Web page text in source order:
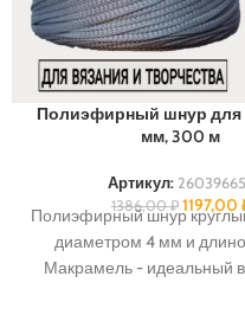
Полиэфирный шнур для
мм, 300 м
Артикул:
1386,00₽ 1197,00
Полиэфирный шнур
диаметром 4 мм и
Макрамель - идеальный